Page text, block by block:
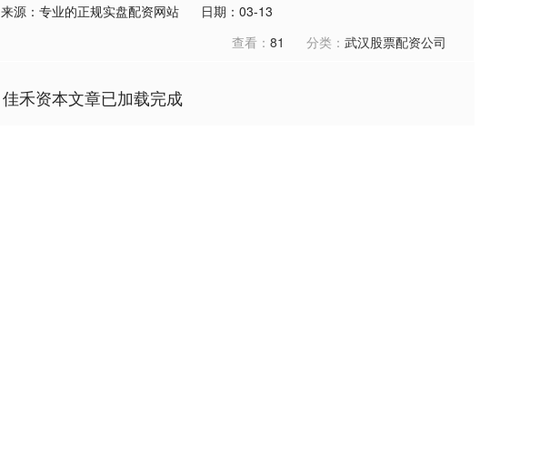
来源：专业的正规实盘配资网站
日期：03-13
查看： 81 分类： 武汉股票配资公司
佳禾资本文章已加载完成